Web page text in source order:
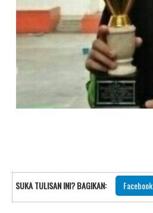
SUKA TULISAN INI? BAGIKAN: Facebook